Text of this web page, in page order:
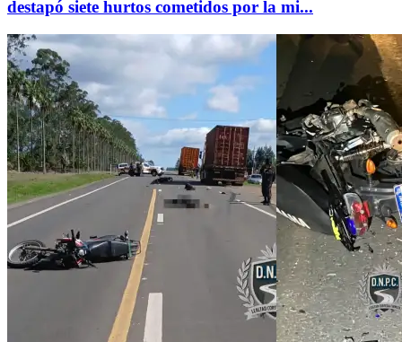
destapó siete hurtos cometidos por la mi...